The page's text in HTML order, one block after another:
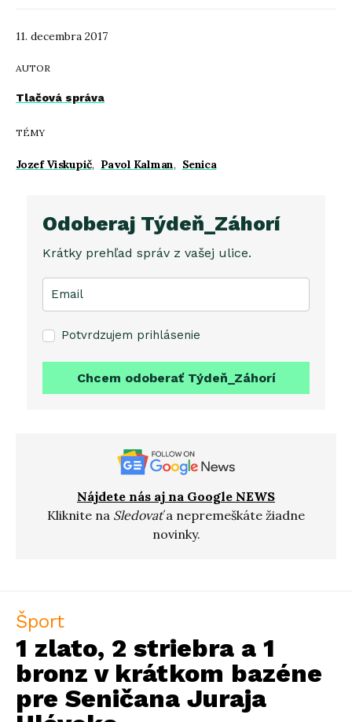
11. decembra 2017
AUTOR
Tlačová správa
TÉMY
Jozef Viskupič, Pavol Kalman, Senica
Odoberaj Týdeň_Záhorí
Krátky prehľad správ z vašej ulice.
Potvrdzujem prihlásenie
Chcem odoberať Týdeň_Záhorí
Nájdete nás aj na Google NEWS
Kliknite na Sledovaťa nepremeškáte žiadne
novinky.
Šport
1 zlato, 2 striebra a 1
bronz v krátkom bazéne
pre Seničana Juraja